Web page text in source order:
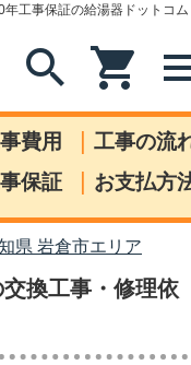
工事保証の給湯器ドットコム
search shopping_cart
費用 | 工事の流
保証 | お支払方
県 岩倉市エリア
換工事・修理依